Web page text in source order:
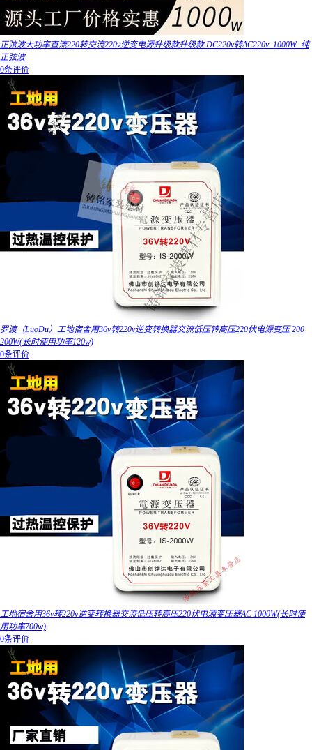
正弦波大功率直流220转交流220v逆变电源升级款升级款 DC220v转AC220v_1000W_纯
正弦波
0条评价
罗渡（LuoDu）工地宿舍用36v转220v逆变转换器交流低压转高压220伏电源变压 200
200W(长时使用功率120w)
0条评价
工地宿舍用36v转220v逆变转换器交流低压转高压220伏电源变压器AC 1000W(长时使
用功率700w)
0条评价